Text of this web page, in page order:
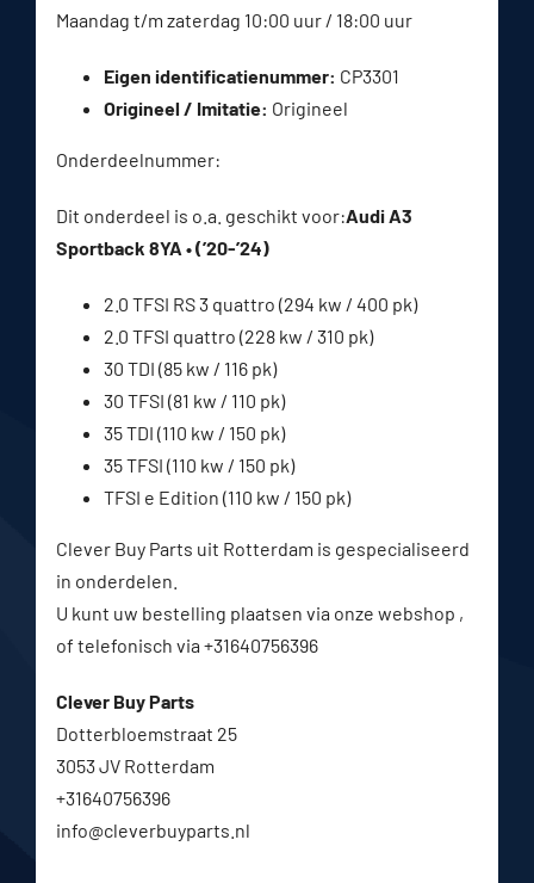
Maandag t/m zaterdag 10:00 uur / 18:00 uur
Eigen identificatienummer: CP3301
Origineel / Imitatie: Origineel
Onderdeelnummer:
Dit onderdeel is o.a. geschikt voor:Audi A3
Sportback 8YA • (’20-’24)
2.0 TFSI RS 3 quattro (294 kw / 400 pk)
2.0 TFSI quattro (228 kw / 310 pk)
30 TDI (85 kw / 116 pk)
30 TFSI (81 kw / 110 pk)
35 TDI (110 kw / 150 pk)
35 TFSI (110 kw / 150 pk)
TFSI e Edition (110 kw / 150 pk)
Clever Buy Parts uit Rotterdam is gespecialiseerd
in onderdelen.
U kunt uw bestelling plaatsen via onze webshop ,
of telefonisch via +31640756396
Clever Buy Parts
Dotterbloemstraat 25
3053 JV Rotterdam
+31640756396
info@cleverbuyparts.nl